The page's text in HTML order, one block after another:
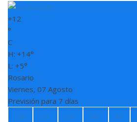
+12
°
C
H: +14°
L: +5°
Rosario
Viernes, 07 Agosto
Previsión para 7 días
Sáb
Do
Lun
Ma
Mi